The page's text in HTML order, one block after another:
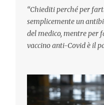
“Chiediti perché per
semplicemente un
del medico, mentre per
vaccino anti-Covid è il
domanda tanto
quella posta dal dottor